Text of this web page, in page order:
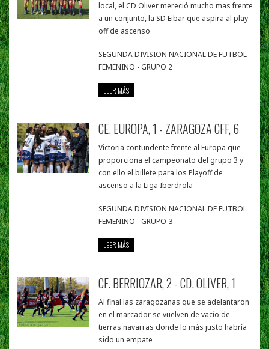
local, el CD Oliver mereció mucho mas frente
a un conjunto, la SD Eibar que aspira al play-
off de ascenso
SEGUNDA DIVISION NACIONAL DE FUTBOL
FEMENINO - GRUPO 2
LEER MÁS
CE. EUROPA, 1 - ZARAGOZA CFF, 6
Victoria contundente frente al Europa que
proporciona el campeonato del grupo 3 y
con ello el billete para los Playoff de
ascenso a la Liga Iberdrola
SEGUNDA DIVISION NACIONAL DE FUTBOL
FEMENINO - GRUPO-3
LEER MÁS
CF. BERRIOZAR, 2 - CD. OLIVER, 1
Al final las zaragozanas que se adelantaron
en el marcador se vuelven de vacío de
tierras navarras donde lo más justo habría
sido un empate